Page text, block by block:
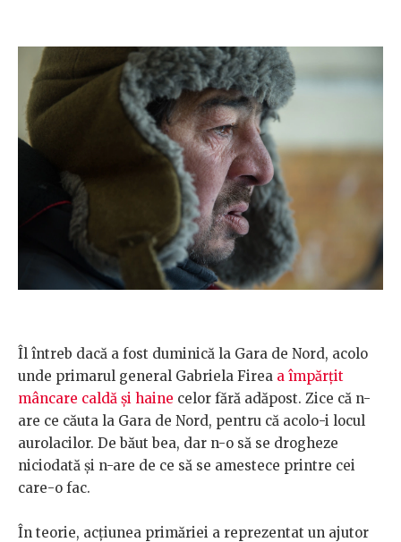
Îl întreb dacă a fost duminică la Gara de Nord, acolo
unde primarul general Gabriela Firea a împărțit
mâncare caldă și haine celor fără adăpost. Zice că n-
are ce căuta la Gara de Nord, pentru că acolo-i locul
aurolacilor. De băut bea, dar n-o să se drogheze
niciodată și n-are de ce să se amestece printre cei
care-o fac.
În teorie, acțiunea primăriei a reprezentat un ajutor